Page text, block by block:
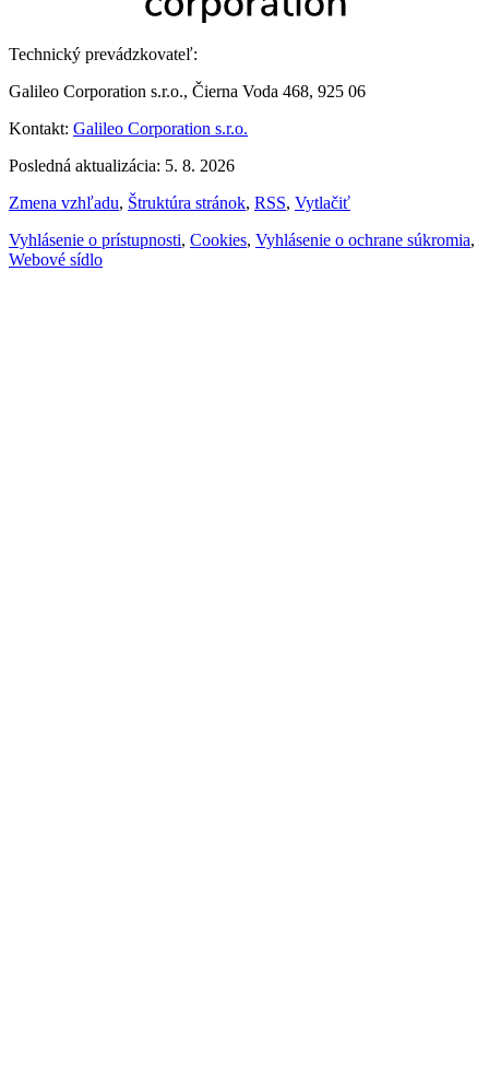
Technický prevádzkovateľ:
Galileo Corporation s.r.o., Čierna Voda 468, 925 06
Kontakt: Galileo Corporation s.r.o.
Posledná aktualizácia: 5. 8. 2026
Zmena vzhľadu, Štruktúra stránok, RSS, Vytlačiť
Vyhlásenie o prístupnosti, Cookies, Vyhlásenie o ochrane súkromia,
Webové sídlo